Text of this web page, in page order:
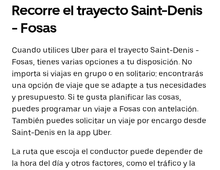
Recorre el trayecto Saint-Denis
- Fosas
Cuando utilices Uber para el trayecto Saint-Denis -
Fosas, tienes varias opciones a tu disposición. No
importa si viajas en grupo o en solitario: encontrarás
una opción de viaje que se adapte a tus necesidades
y presupuesto. Si te gusta planificar las cosas,
puedes programar un viaje a Fosas con antelación.
También puedes solicitar un viaje por encargo desde
Saint-Denis en la app Uber.
La ruta que escoja el conductor puede depender de
la hora del día y otros factores, como el tráfico y la